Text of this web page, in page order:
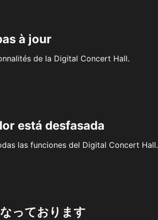
à jour
de la Digital Concert Hall.
está desfasada
las funciones del Digital Concert Hall.
っております